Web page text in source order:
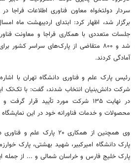
سردار دولتخواه معاون فناوری اطلاعات
برگزار شد، اظهار کرد: ابتدای اردیبهشت ماه
جلسات متعددی با همکاری فراجا و معاونت
شد و ۸۰۰ متقاضی از پارک‌های سراسر کشور
آمادگی کردند.
شرکت دانش‌بنیان انتخاب شدند، گفت: با
محصولات و خدمات فناورانه خود در این
وی همچنین از همکاری ۲۰
پارک دانشگاه امیرکبیر، شهید بهشتی، پارک
پارک خلیج فارس و خراسان شمالی و ... از جمله